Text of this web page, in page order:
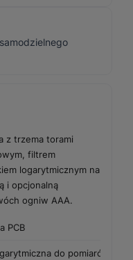
z trzema torami
filtrem
logarytmicznym na
i opcjonalną
ogniw AAA.
PCB
do pomiarów